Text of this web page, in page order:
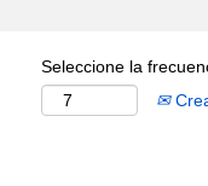
Seleccione la